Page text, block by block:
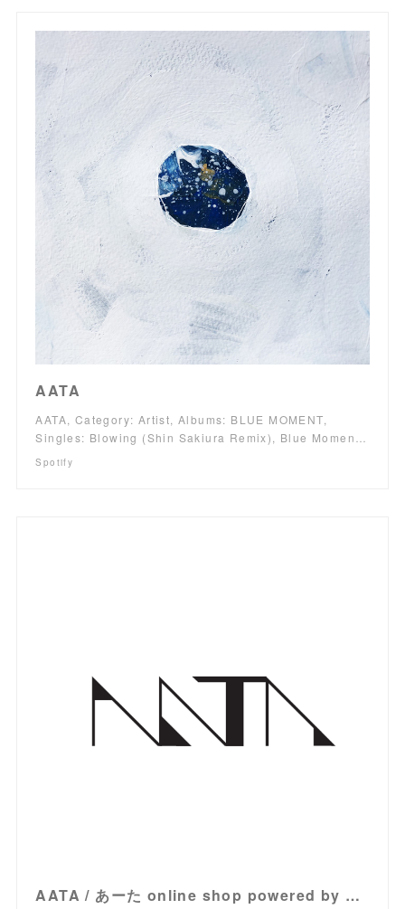
AATA
AATA, Category: Artist, Albums: BLUE MOMENT,
Singles: Blowing (Shin Sakiura Remix), Blue Momen…
Spotify
AATA / あーた online shop powered by BASE